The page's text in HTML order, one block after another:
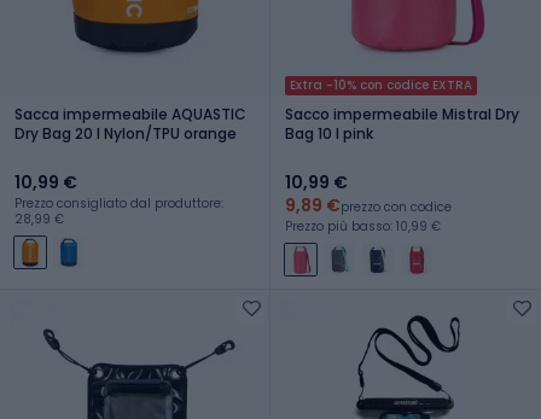
Sacca impermeabile AQUASTIC
Dry Bag 20 l Nylon/TPU orange
10,99 €
Prezzo consigliato dal produttore:
28,99 €
Extra -10% con codice EXTRA
Sacco impermeabile Mistral Dry
Bag 10 l pink
10,99 €
9,89 €prezzo con codice
Prezzo più basso: 10,99 €